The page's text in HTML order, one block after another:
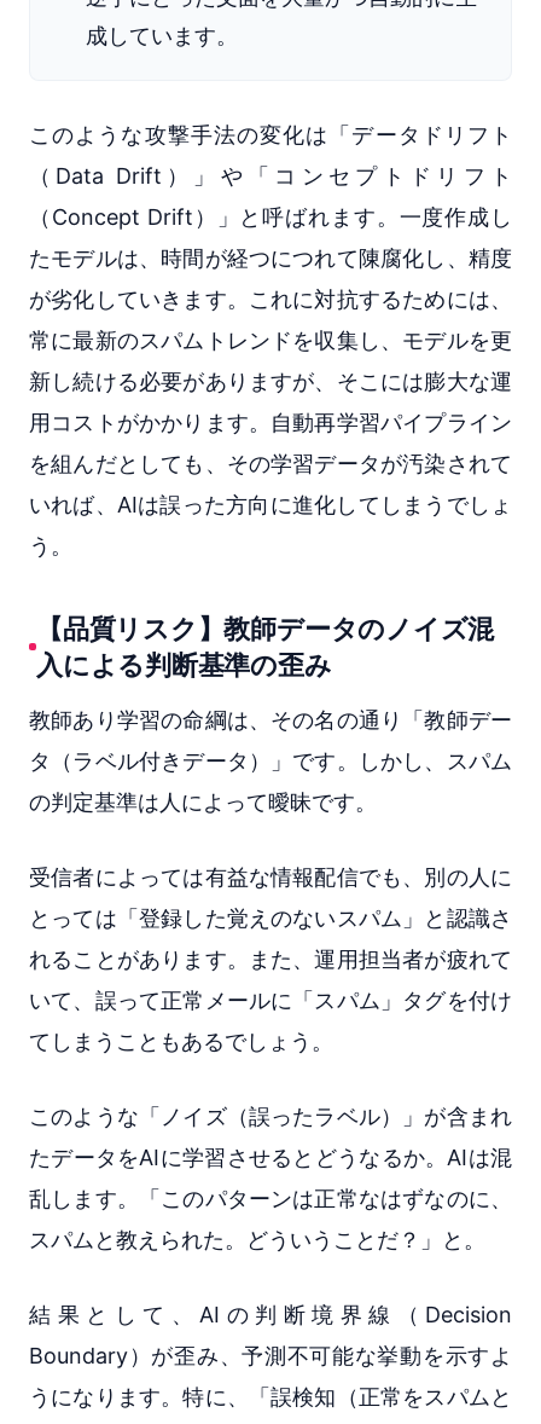
成しています。
このような攻撃手法の変化は「データドリフト
（Data Drift）」や「コンセプトドリフト
（Concept Drift）」と呼ばれます。一度作成し
たモデルは、時間が経つにつれて陳腐化し、精度
が劣化していきます。これに対抗するためには、
常に最新のスパムトレンドを収集し、モデルを更
新し続ける必要がありますが、そこには膨大な運
用コストがかかります。自動再学習パイプライン
を組んだとしても、その学習データが汚染されて
いれば、AIは誤った方向に進化してしまうでしょ
う。
【品質リスク】教師データのノイズ混
入による判断基準の歪み
教師あり学習の命綱は、その名の通り「教師デー
タ（ラベル付きデータ）」です。しかし、スパム
の判定基準は人によって曖昧です。
受信者によっては有益な情報配信でも、別の人に
とっては「登録した覚えのないスパム」と認識さ
れることがあります。また、運用担当者が疲れて
いて、誤って正常メールに「スパム」タグを付け
てしまうこともあるでしょう。
このような「ノイズ（誤ったラベル）」が含まれ
たデータをAIに学習させるとどうなるか。AIは混
乱します。「このパターンは正常なはずなのに、
スパムと教えられた。どういうことだ？」と。
結果として、AIの判断境界線（Decision
Boundary）が歪み、予測不可能な挙動を示すよ
うになります。特に、「誤検知（正常をスパムと